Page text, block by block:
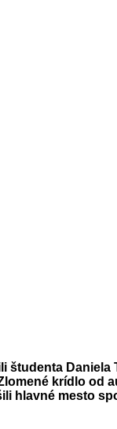
krídlo od
hlavné mesto